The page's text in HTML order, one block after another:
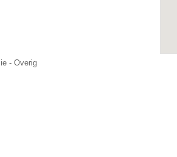
- Overig